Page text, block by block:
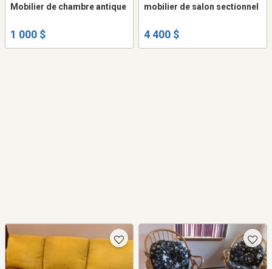
Mobilier de chambre antique
1 000 $
mobilier de salon sectionnel
4 400 $